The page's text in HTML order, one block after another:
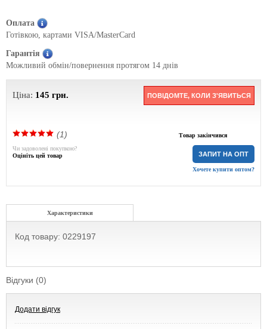
Оплата
Готівкою, картами VISA/MasterCard
Гарантія
Можливий обмін/повернення протягом 14 днів
Ціна: 145 грн. ПОВІДОМТЕ, КОЛИ З'ЯВИТЬСЯ
(1) Товар закінчився
ЗАПИТ НА ОПТ
Хочете купити оптом?
Чи задоволені покупкою?
Оцініть цей товар
Характеристики
Код товару: 0229197
Відгуки (0)
Додати відгук